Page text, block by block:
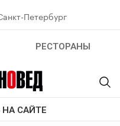
Петербург
РЕСТОРАНЫ
САЙТЕ